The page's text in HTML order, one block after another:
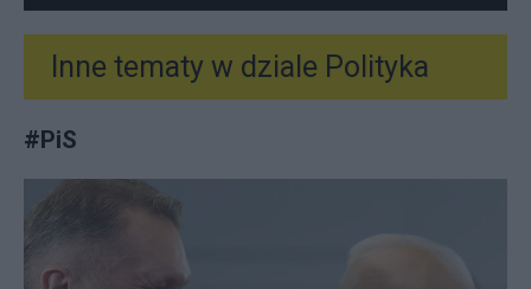
Inne tematy w dziale Polityka
#PiS